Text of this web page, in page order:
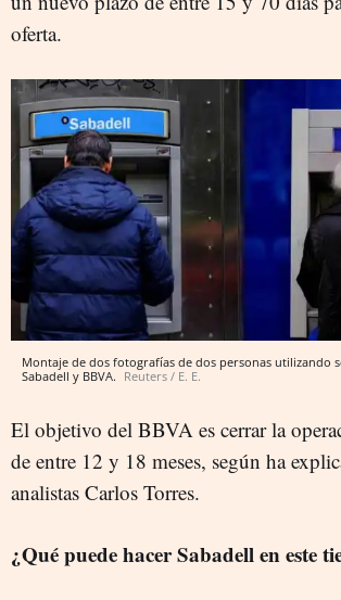
oferta.
Montaje de dos fotografías de dos personas utilizando
Sabadell y BBVA. Reuters / E. E.
El objetivo del BBVA es cerrar la
de entre 12 y 18 meses, según ha
analistas Carlos Torres.
¿Qué puede hacer Sabadell en este